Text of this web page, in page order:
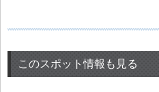
このスポット情報も見る